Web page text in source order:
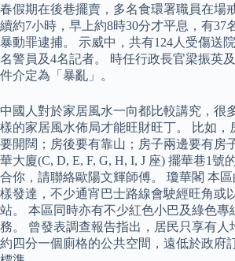
春假期在後巷擺賣，多名食環署職員在場
續約7小時，早上約8時30分才平息，有37
暴動罪逮捕。 示威中，共有124人受傷送
名警員及4名記者。 時任行政長官梁振英
件介定為「暴亂」。
中國人對於家居風水一向都比較講究，很
樣的家居風水佈局才能旺財旺丁。 比如，
要開闊；房後要有靠山；房子兩邊要有房
華大廈(C, D, E, F, G, H, I, J 座) 擺華巷1號
合你，請聯絡歐陽文輝師傅。 瓊華閣 本區
樣發達，不少通宵巴士路線會駛經旺角或
站。 本區同時亦有不少紅色小巴及綠色專
務。 曾發表調查報告指出，居民只享有人
約四分一個廁格的公共空間，遠低於政府